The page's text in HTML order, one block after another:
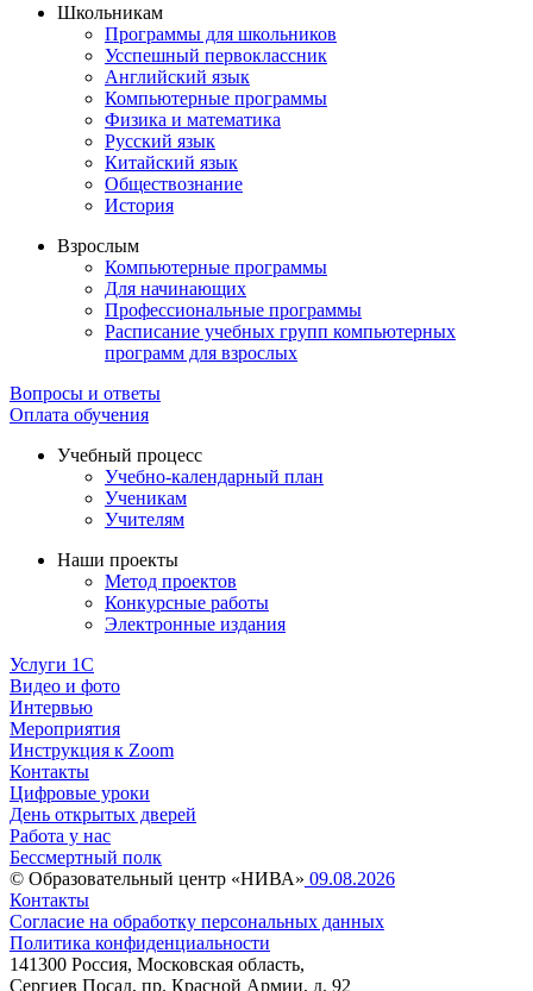
Школьникам
Программы для школьников
Усспешный первоклассник
Английский язык
Компьютерные программы
Физика и математика
Русский язык
Китайский язык
Обществознание
История
Взрослым
Компьютерные программы
Для начинающих
Профессиональные программы
Расписание учебных групп компьютерных
программ для взрослых
Вопросы и ответы
Оплата обучения
Учебный процесс
Учебно-календарный план
Ученикам
Учителям
Наши проекты
Метод проектов
Конкурсные работы
Электронные издания
Услуги 1C
Видео и фото
Интервью
Мероприятия
Инструкция к Zoom
Контакты
Цифровые уроки
День открытых дверей
Работа у нас
Бессмертный полк
© Образовательный центр «НИВА» 09.08.2026
Контакты
Согласие на обработку персональных данных
Политика конфиденциальности
141300 Россия, Московская область,
Сергиев Посад, пр. Красной Армии, д. 92